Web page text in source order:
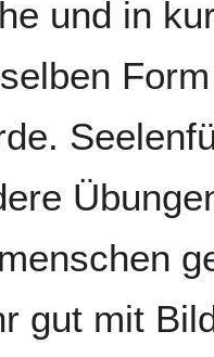
und in
gut mit